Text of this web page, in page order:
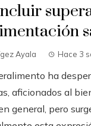
Ayala Hace 3
ha
aficionados al
general, pero